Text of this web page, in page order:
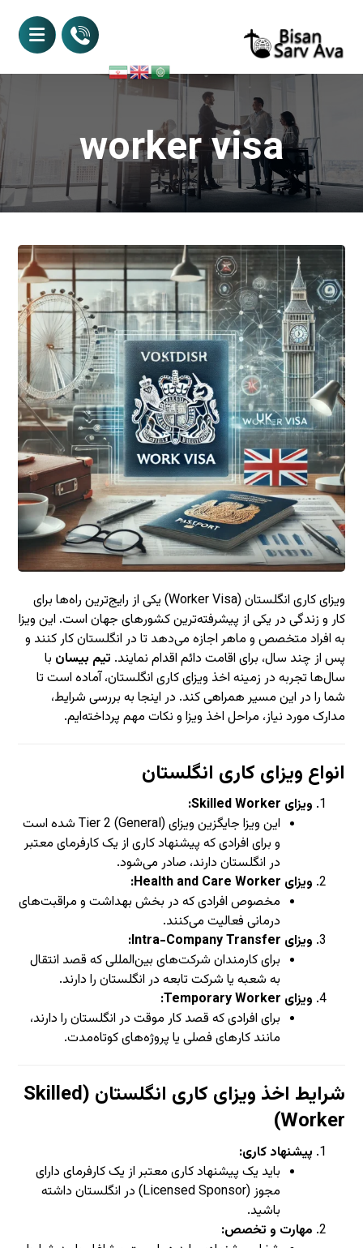
worker visa
ویزای کاری انگلستان (Worker Visa) یکی از رایج‌ترین راه‌ها برای
کار و زندگی در یکی از پیشرفته‌ترین کشورهای جهان است. این ویزا
به افراد متخصص و ماهر اجازه می‌دهد تا در انگلستان کار کنند و
پس از چند سال، برای اقامت دائم اقدام نمایند. تیم بیسان با
سال‌ها تجربه در زمینه اخذ ویزای کاری انگلستان، آماده است تا
شما را در این مسیر همراهی کند. در اینجا به بررسی شرایط،
مدارک مورد نیاز، مراحل اخذ ویزا و نکات مهم پرداخته‌ایم.
انواع ویزای کاری انگلستان
ویزای Skilled Worker:
این ویزا جایگزین ویزای Tier 2 (General) شده است
و برای افرادی که پیشنهاد کاری از یک کارفرمای معتبر
در انگلستان دارند، صادر می‌شود.
ویزای Health and Care Worker:
مخصوص افرادی که در بخش بهداشت و مراقبت‌های
درمانی فعالیت می‌کنند.
ویزای Intra-Company Transfer:
برای کارمندان شرکت‌های بین‌المللی که قصد انتقال
به شعبه یا شرکت تابعه در انگلستان را دارند.
ویزای Temporary Worker:
برای افرادی که قصد کار موقت در انگلستان را دارند،
مانند کارهای فصلی یا پروژه‌های کوتاه‌مدت.
شرایط اخذ ویزای کاری انگلستان (Skilled
Worker)
پیشنهاد کاری:
باید یک پیشنهاد کاری معتبر از یک کارفرمای دارای
مجوز (Licensed Sponsor) در انگلستان داشته
باشید.
مهارت و تخصص: